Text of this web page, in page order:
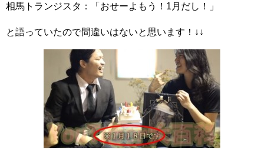
相馬トランジスタ：「おせーよもう！1月だし！」
と語っていたので間違いはないと思います！↓↓